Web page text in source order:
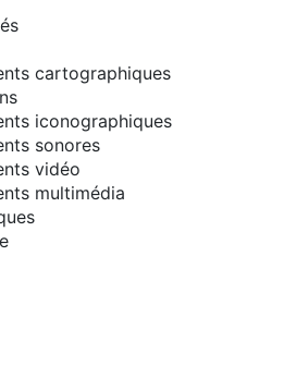
cartographiques
iconographiques
sonores
vidéo
multimédia